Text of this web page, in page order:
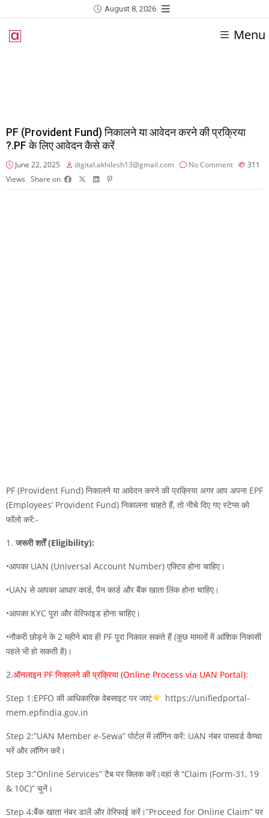
August 8, 2026
Menu
PF (Provident Fund) निकालने या आवेदन करने की प्रक्रिया
?.PF के लिए आवेदन कैसे करें
June 22, 2025 digital.akhilesh13@gmail.com No Comment
311
Views Share on
PF (Provident Fund) निकालने या आवेदन करने की प्रक्रिया अगर आप अपना EPF
(Employees’ Provident Fund) निकालना चाहते हैं, तो नीचे दिए गए स्टेप्स को
फॉलो करें:-
1.जरूरी शर्तें (Eligibility):
•आपका UAN (Universal Account Number) एक्टिव होना चाहिए।
•UAN से आपका आधार कार्ड, पैन कार्ड और बैंक खाता लिंक होना चाहिए।
•आपका KYC पूरा और वेरिफाइड होना चाहिए।
•नौकरी छोड़ने के 2 महीने बाद ही PF पूरा निकाल सकते हैं (कुछ मामलों में आंशिक निकासी
पहले भी हो सकती है)।
2.ऑनलाइन PF निकालने की प्रक्रिया (Online Process via UAN Portal):
Step 1:EPFO की आधिकारिक वेबसाइट पर जाएं:
https://unifiedportal-
mem.epfindia.gov.in
Step 2:”UAN Member e-Sewa” पोर्टल में लॉगिन करें: UAN नंबर पासवर्ड कैप्चा
भरें और लॉगिन करें।
Step 3:”Online Services” टैब पर क्लिक करें।वहां से “Claim (Form-31, 19
& 10C)” चुनें।
Step 4:बैंक खाता नंबर डालें और वेरिफाई करें।”Proceed for Online Claim” पर